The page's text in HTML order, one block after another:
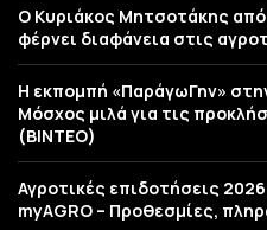
Ο Κυριάκος Μητσοτάκης από
φέρνει διαφάνεια στις
Η εκπομπή «ΠαράγωΓην»
Μόσχος μιλά για τις
(ΒΙΝΤΕΟ)
Αγροτικές επιδοτήσεις
myAGRO – Προθεσμίες,